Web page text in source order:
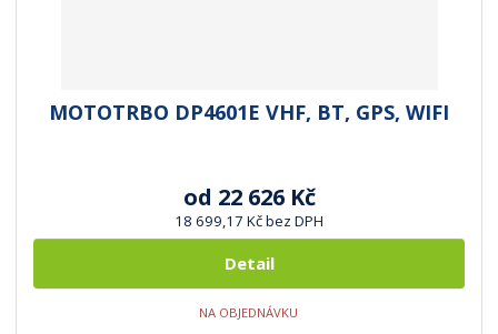
MOTOTRBO DP4601E VHF, BT, GPS, WIFI
od 22 626 Kč
18 699,17 Kč bez DPH
Detail
NA OBJEDNÁVKU